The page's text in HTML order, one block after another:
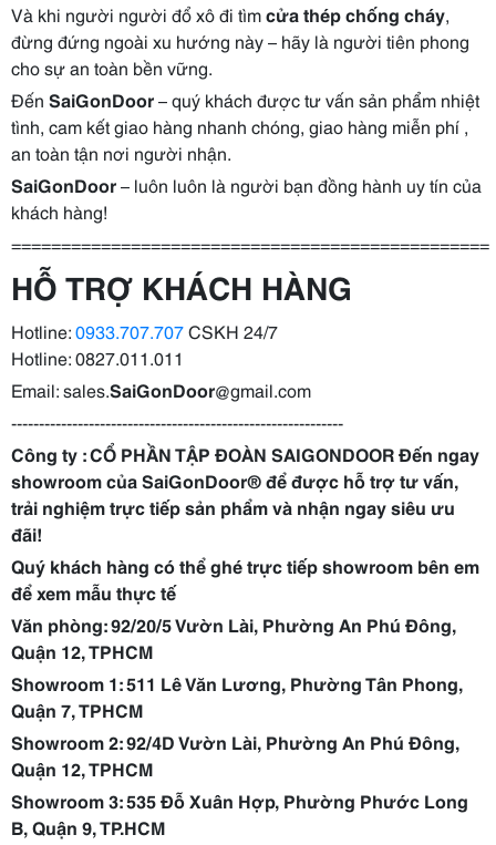
Và khi người người đổ xô đi tìmcửa thép chống cháy,
đừng đứng ngoài xu hướng này – hãy là người tiên phong
cho sự an toàn bền vững.
Đến SaiGonDoor– quý khách được tư vấn sản phẩm nhiệt
tình, cam kết giao hàng nhanh chóng, giao hàng miễn phí ,
an toàn tận nơi người nhận.
SaiGonDoor– luôn luôn là người bạn đồng hành uy tín của
khách hàng!
================================================
HỖ TRỢ KHÁCH HÀNG
Hotline:0933.707.707CSKH 24/7
Hotline: 0827.011.011
Email: sales.SaiGonDoor@gmail.com
------------------------------------------------------------
Công ty : CỔ PHẦN TẬP ĐOÀN SAIGONDOOR Đến ngay
showroom củaSaiGonDoor® để được hỗ trợ tư vấn,
trải nghiệm trực tiếp sản phẩm và nhận ngay siêu ưu
đãi!
Quý khách hàng có thể ghé trực tiếp showroom bên em
để xem mẫu thực tế
Văn phòng: 92/20/5 Vườn Lài, Phường An Phú Đông,
Quận 12, TPHCM
Showroom 1: 511 Lê Văn Lương, Phường Tân Phong,
Quận 7, TPHCM
Showroom 2: 92/4D Vườn Lài, Phường An Phú Đông,
Quận 12, TPHCM
Showroom 3: 535 Đỗ Xuân Hợp, Phường Phước Long
B, Quận 9, TP.HCM